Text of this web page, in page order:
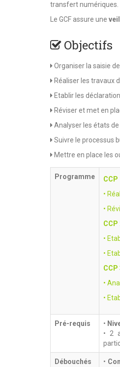
transfert numériques.
Le GCF assure une
Objectifs
Organiser la saisie
Réaliser les travaux
Etablir les
Réviser et met en
Analyser les états
Suivre le processus
Mettre en place les
Programme CCP
•
•
CCP
•
•
CCP
•
•
Pré-requis •
• 2
Débouchés •